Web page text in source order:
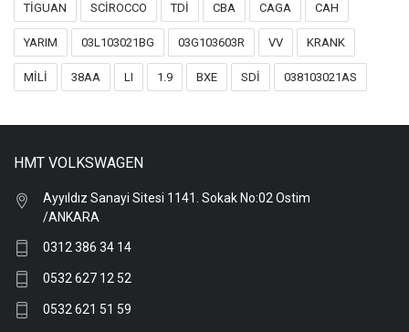
TİGUAN SCİROCCO TDİ CBA CAGA CAH
YARIM 03L103021BG 03G103603R VV KRANK
MİLİ 38AA LI 1.9 BXE SDİ 038103021AS
HMT VOLKSWAGEN
Ayyıldız Sanayi Sitesi 1141. Sokak No:02 Ostim
/ANKARA
0312 386 34 14
0532 627 12 52
0532 621 51 59